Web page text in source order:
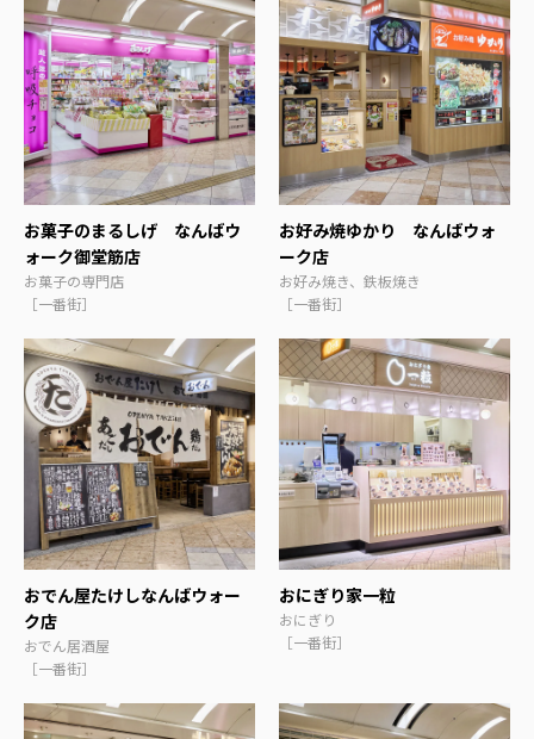
お菓子のまるしげ なんばウ
ォーク御堂筋店
お菓子の専門店
［一番街］
お好み焼ゆかり なんばウォ
ーク店
お好み焼き、鉄板焼き
［一番街］
おでん屋たけしなんばウォー
ク店
おでん居酒屋
［一番街］
おにぎり家一粒
おにぎり
［一番街］